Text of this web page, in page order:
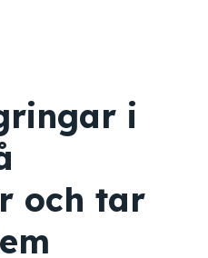
i
och tar